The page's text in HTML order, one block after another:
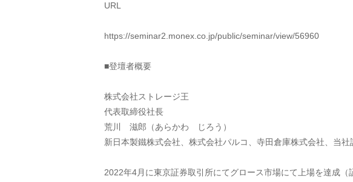
URL
https://seminar2.monex.co.jp/public/seminar/view/56960
■登壇者概要
株式会社ストレージ王
代表取締役社長
荒川　滋郎（あらかわ　じろう）
新日本製鐵株式会社、株式会社パルコ、寺田倉庫株式会社、当
2022年4月に東京証券取引所にてグロース市場にて上場を達成（